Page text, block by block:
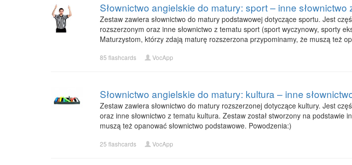
Słownictwo angielskie do matury: sport – inne
Zestaw zawiera słownictwo do matury podstawowej dotyczące sportu. Jest
rozszerzonym oraz inne słownictwo z tematu sport (sport wyczynowy, sporty
Maturzystom, którzy zdają maturę rozszerzona przypominamy, że muszą też
85 flashcards VocApp
Słownictwo angielskie do matury: kultura – inne
Zestaw zawiera słownictwo do matury rozszerzonej dotyczące kultury. Jest
oraz inne słownictwo z tematu kultura. Zestaw został stworzony na
muszą też opanować słownictwo podstawowe. Powodzenia:)
25 flashcards VocApp